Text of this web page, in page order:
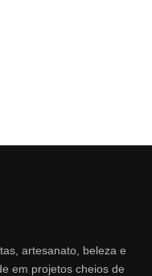
artesanato, beleza e
em projetos cheios de